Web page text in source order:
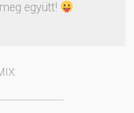
együtt!